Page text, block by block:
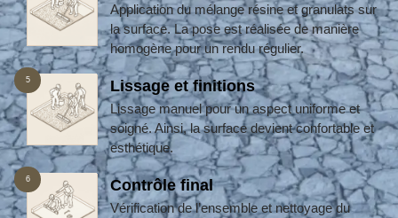
Application du mélange résine et granulats sur
la surface. La pose est réalisée de manière
homogène pour un rendu régulier.
5 Lissage et finitions
Lissage manuel pour un aspect uniforme et
soigné. Ainsi, la surface devient confortable et
esthétique.
6 Contrôle final
Vérification de l’ensemble et nettoyage du